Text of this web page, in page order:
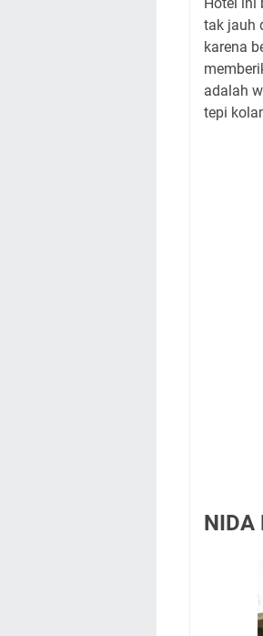
tak jauh
karena
adalah
tepi
NIDA